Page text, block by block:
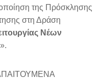
της Πρόσκλησης
στη Δράση
Νέων
».
ΑΠΑΙΤΟΥΜΕΝΑ